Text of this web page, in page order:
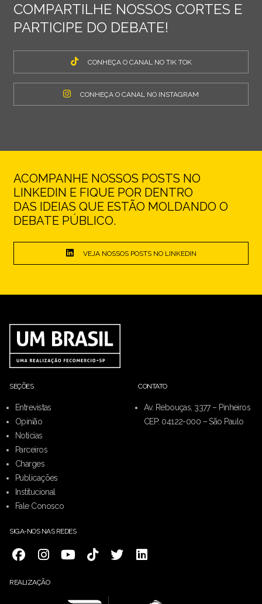
COMPARTILHE NOSSOS CORTES E
PARTICIPE DO DEBATE!
CONHEÇA O CANAL NO TIK TOK
CONHEÇA O CANAL NO INSTAGRAM
ACOMPANHE NOSSOS POSTS NO
LINKEDIN E FIQUE POR DENTRO
DAS IDEIAS QUE ESTÃO MOLDANDO O
DEBATE PÚBLICO.
VEJA NOSSOS POSTS NO LINKEDIN
SEÇÕES
Entrevistas
Opinião
Notícias
Parceiros
Charges
Publicações
Institucional
Fale Conosco
CONTATO
Av. Rebouças, 3377 – Pinheiros
CEP: 04122-000 – São Paulo
SIGA-NOS NAS REDES
REALIZAÇÃO